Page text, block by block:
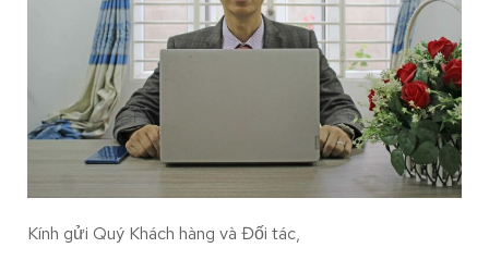
Kính gửi Quý Khách hàng và Đối tác,